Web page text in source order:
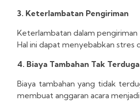
3. Keterlambatan Pengiriman
Keterlambatan dalam
Hal ini dapat menyebabkan stres
4. Biaya Tambahan Tak Terduga
Biaya tambahan yang tidak
membuat anggaran acara